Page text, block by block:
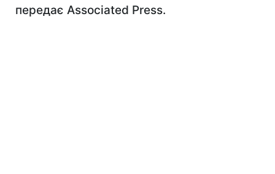
передає Associated Press.